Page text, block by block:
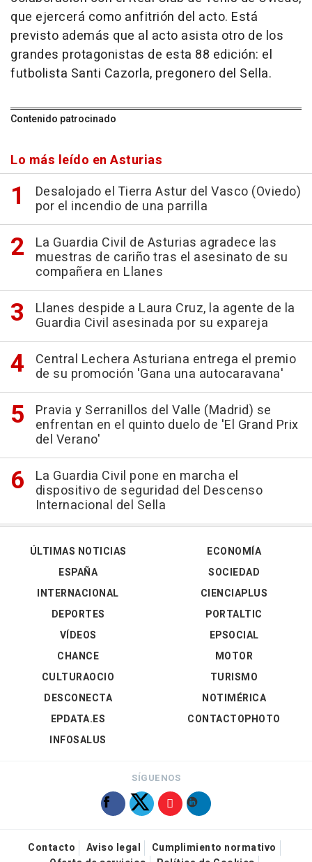
que ejercerá como anfitrión del acto. Está
previsto además que al acto asista otro de los
grandes protagonistas de esta 88 edición: el
futbolista Santi Cazorla, pregonero del Sella.
Contenido patrocinado
Lo más leído en Asturias
Desalojado el Tierra Astur del Vasco (Oviedo)
por el incendio de una parrilla
La Guardia Civil de Asturias agradece las
muestras de cariño tras el asesinato de su
compañera en Llanes
Llanes despide a Laura Cruz, la agente de la
Guardia Civil asesinada por su expareja
Central Lechera Asturiana entrega el premio
de su promoción 'Gana una autocaravana'
Pravia y Serranillos del Valle (Madrid) se
enfrentan en el quinto duelo de 'El Grand Prix
del Verano'
La Guardia Civil pone en marcha el
dispositivo de seguridad del Descenso
Internacional del Sella
ÚLTIMAS NOTICIAS
ESPAÑA
INTERNACIONAL
DEPORTES
VÍDEOS
ECONOMÍA
SOCIEDAD
CIENCIAPLUS
PORTALTIC
EPSOCIAL
CHANCE
CULTURAOCIO
DESCONECTA
EPDATA.ES
INFOSALUS
MOTOR
TURISMO
NOTIMÉRICA
CONTACTOPHOTO
SÍGUENOS
Contacto Aviso legal
Cumplimiento normativo